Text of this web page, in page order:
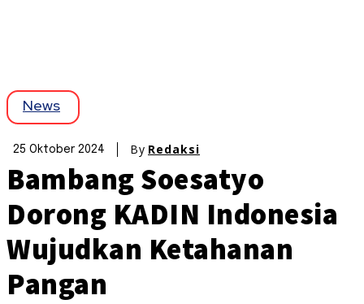
News
25 Oktober 2024 By Redaksi
Bambang Soesatyo
Dorong KADIN Indonesia
Wujudkan Ketahanan
Pangan